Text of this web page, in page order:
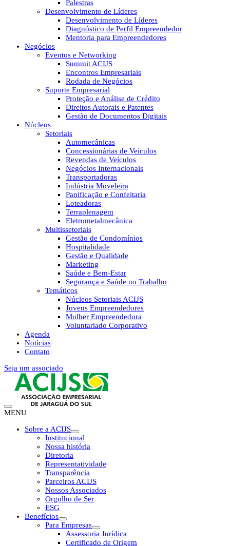
Palestras
Desenvolvimento de Líderes
Desenvolvimento de Líderes
Diagnóstico de Perfil Empreendedor
Mentoria para Empreendedores
Negócios
Eventos e Networking
Summit ACIJS
Encontros Empresariais
Rodada de Negócios
Suporte Empresarial
Proteção e Análise de Crédito
Direitos Autorais e Patentes
Gestão de Documentos Digitais
Núcleos
Setoriais
Automecânicas
Concessionárias de Veículos
Revendas de Veículos
Negócios Internacionais
Transportadoras
Indústria Moveleira
Panificação e Confeitaria
Loteadoras
Terraplenagem
Eletrometalmecânica
Multissetoriais
Gestão de Condomínios
Hospitalidade
Gestão e Qualidade
Marketing
Saúde e Bem-Estar
Segurança e Saúde no Trabalho
Temáticos
Núcleos Setoriais ACIJS
Jovens Empreendedores
Mulher Empreendedora
Voluntariado Corporativo
Agenda
Notícias
Contato
Seja um associado
MENU
Sobre a ACIJS
Institucional
Nossa história
Diretoria
Representatividade
Transparência
Parceiros ACIJS
Nossos Associados
Orgulho de Ser
ESG
Benefícios
Para Empresas
Assessoria Jurídica
Certificado de Origem